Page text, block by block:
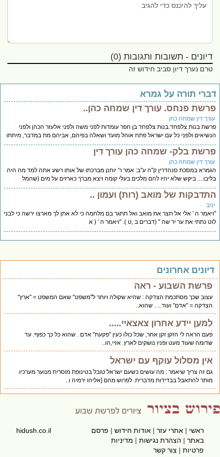
דיונים - תשובות ותגובות (0)
טרם נערך דיון סביב חידוש זה
תורה על גמרא
פנחס. עורך דין שמחה כהן..
דין שמחה כהן
בנות צלפחד.בנות צלפחד בן חפר עומדות לפני משה ולפני אלעזר הכהן ולפני
ולפני כל עם ישראל פתח אוהל מועד ושאלה בפיהם, אביהם מת במדבר, מיתתו
בלק- שמחה כהן עורך דין
דין שמחה כהן
במסכת סנהדרין ק"ה ע"ב: אמר ר' יוחנן מברכתו של אותו רשע אתה למד מה היה
ביקש שלא יהיו להם מלכים בעלי קומה ויצא מברך כארזים על מים (שהמל
של מואב (רות) ועמון ..
ה ' אלי אל תצר את מואב ואל תתגר בם מלחמה כי לא אתן לך מארצו ירשה כי לבני
נתתי את ער יר שה " (דברים ב ,ט ). "ויאמר ה ' ( א
אחרונים
פרשת השבוע - ראה
עצוב שכך מסתכמת הצדקה : שהיא שקולה ויותר ל"משפט" שאם המשפט = "ארץ"
הצדקה = "אדם" ועוד... . שהוא..
למען יידע אחרון צאצאיי.....
פעם הראה לי הזקן זקן אחר, שכל כולו כעין "פקעת" אדם . שהוא כל כך כפוף. עד
שדומה שעוד מעט ופניו נושקים לארץ. אזיי,הו..
אין מסלול עוקף עם ישראל
גם זה צריך שיאמר : מה עושים כשעם ישראל טובל בטינופת מוסרית מנוער מערכיו.
מותר להתאבל בבדידות מדברית. לפרוש מהם [אליהו ירמיה ו..
ראשי|אתרי עזר|אודות חידוש|פרסם
באתר|הצהרת נגישות|מדיניות
פרטיות|צור קשר
hidush.co.il